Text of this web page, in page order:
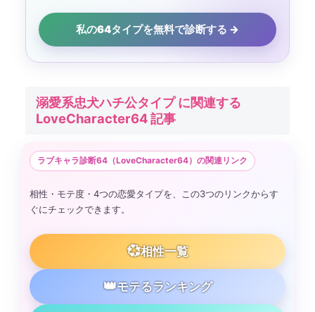
私の64タイプを無料で診断する →
溺愛系忠犬ハチ公タイプ に関連する
LoveCharacter64 記事
ラブキャラ診断64（LoveCharacter64）の関連リンク
相性・モテ度・4つの恋愛タイプを、この3つのリンクからす
ぐにチェックできます。
💞相性一覧
👑モテるランキング